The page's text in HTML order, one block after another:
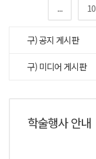
... 10
구) 공지 게시판
구) 미디어 게시판
학술행사 안내